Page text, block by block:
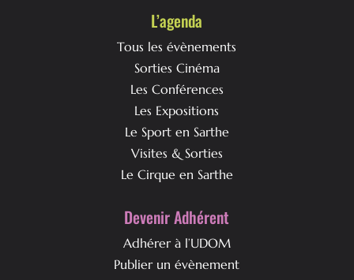
L’agenda
Tous les évènements
Sorties Cinéma
Les Conférences
Les Expositions
Le Sport en Sarthe
Visites & Sorties
Le Cirque en Sarthe
Devenir Adhérent
Adhérer à l’UDOM
Publier un évènement